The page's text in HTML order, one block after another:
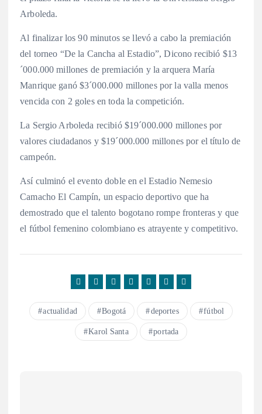
Arboleda.
Al finalizar los 90 minutos se llevó a cabo la premiación
del torneo “De la Cancha al Estadio”, Dicono recibió $13
´000.000 millones de premiación y la arquera María
Manrique ganó $3´000.000 millones por la valla menos
vencida con 2 goles en toda la competición.
La Sergio Arboleda recibió $19´000.000 millones por
valores ciudadanos y $19´000.000 millones por el título de
campeón.
Así culminó el evento doble en el Estadio Nemesio
Camacho El Campín, un espacio deportivo que ha
demostrado que el talento bogotano rompe fronteras y que
el fútbol femenino colombiano es atrayente y competitivo.
actualidad Bogotá deportes fútbol
Karol Santa portada